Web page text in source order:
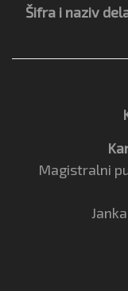
Šifra i naziv
Magistralni